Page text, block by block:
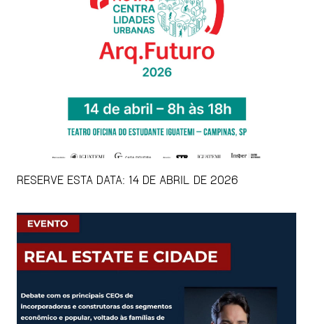
RESERVE ESTA DATA: 14 DE ABRIL DE 2026